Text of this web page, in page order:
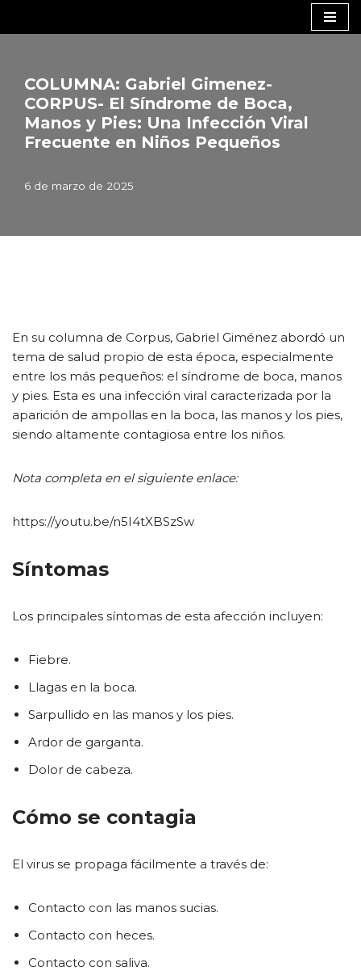
contenido
COLUMNA: Gabriel Gimenez-
CORPUS- El Síndrome de Boca,
Manos y Pies: Una Infección Viral
Frecuente en Niños Pequeños
6 de marzo de 2025
En su columna de Corpus, Gabriel Giménez abordó un
tema de salud propio de esta época, especialmente
entre los más pequeños: el síndrome de boca, manos
y pies. Esta es una infección viral caracterizada por la
aparición de ampollas en la boca, las manos y los pies,
siendo altamente contagiosa entre los niños.
Nota completa en el siguiente enlace:
https://youtu.be/n5I4tXBSzSw
Síntomas
Los principales síntomas de esta afección incluyen:
Fiebre.
Llagas en la boca.
Sarpullido en las manos y los pies.
Ardor de garganta.
Dolor de cabeza.
Cómo se contagia
El virus se propaga fácilmente a través de:
Contacto con las manos sucias.
Contacto con heces.
Contacto con saliva.